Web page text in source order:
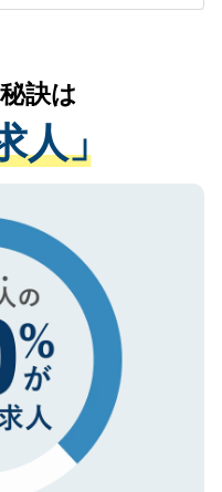
タはご本人の許可
についての厳密な
者のみに付与され
を取得済みです。
ご安心ください。
機関の状況や紹介
切なアドバイスを
ぐにご転職をされ
ポートが可能です
さい。
訣は
人」